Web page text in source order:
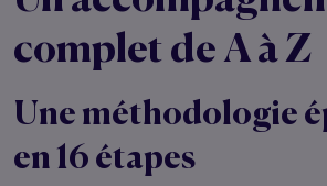
complet de A à Z
Une méthodologie
en 16 étapes